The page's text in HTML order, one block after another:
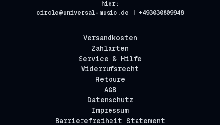
hier:
circle@universal-music.de | +493030809948
Versandkosten
Zahlarten
Service & Hilfe
Widerrufsrecht
Retoure
AGB
Datenschutz
Impressum
Barrierefreiheit Statement